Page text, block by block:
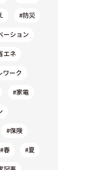
#防災
ーション
エネ
ワーク
#家電
#保険
#春 #夏